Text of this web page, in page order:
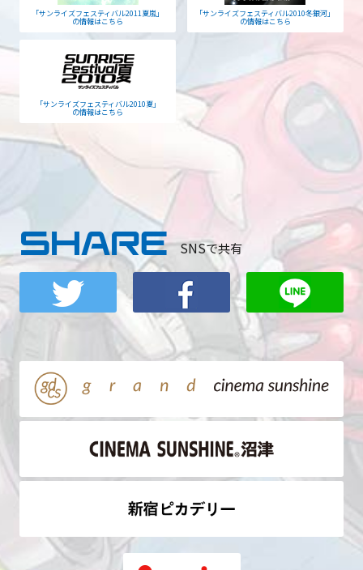
「サンライズフェスティバル2011夏嵐」
の情報はこちら
「サンライズフェスティバル2010冬銀河」
の情報はこちら
「サンライズフェスティバル2010夏」
の情報はこちら
SHARE SNSで共有